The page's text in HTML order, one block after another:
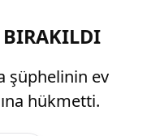
BIRAKILDI
şüphelinin ev
hükmetti.